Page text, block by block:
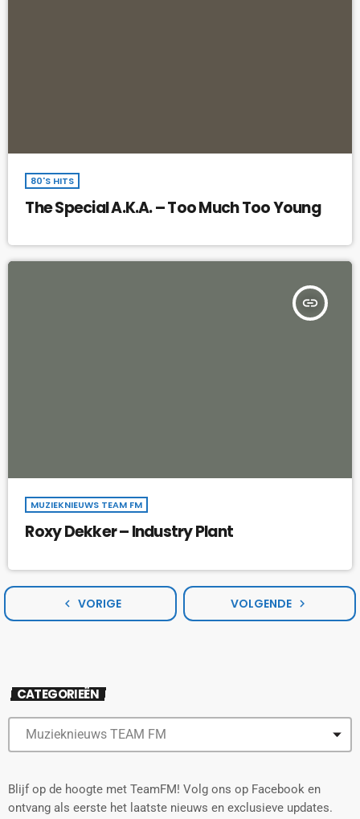
80'S HITS
The Special A.K.A. – Too Much Too Young
insert_link
MUZIEKNIEUWS TEAM FM
Roxy Dekker – Industry Plant
navigate_before VORIGE VOLGENDE navigate_next
CATEGORIEËN
Blijf op de hoogte met TeamFM! Volg ons op Facebook en
ontvang als eerste het laatste nieuws en exclusieve updates.